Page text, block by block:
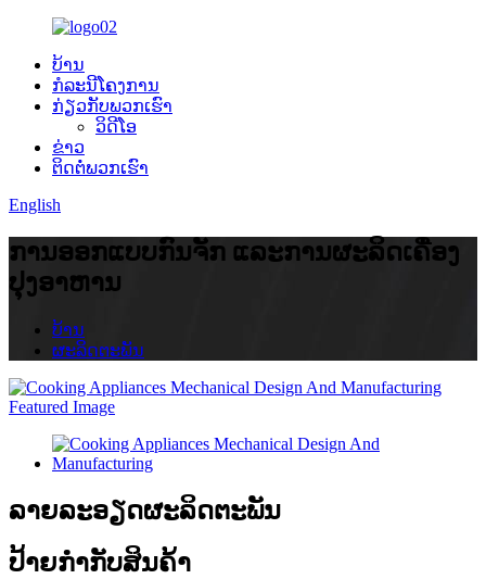
ບ້ານ
ກໍລະນີໂຄງການ
ກ່ຽວ​ກັບ​ພວກ​ເຮົາ
ວິດີໂອ
ຂ່າວ
ຕິດ​ຕໍ່​ພວກ​ເຮົາ
English
ການອອກແບບກົນຈັກ ແລະການຜະລິດເຄື່ອງ
ປຸງອາຫານ
ບ້ານ
ຜະລິດຕະພັນ
ລາຍລະອຽດຜະລິດຕະພັນ
ປ້າຍກຳກັບສິນຄ້າ